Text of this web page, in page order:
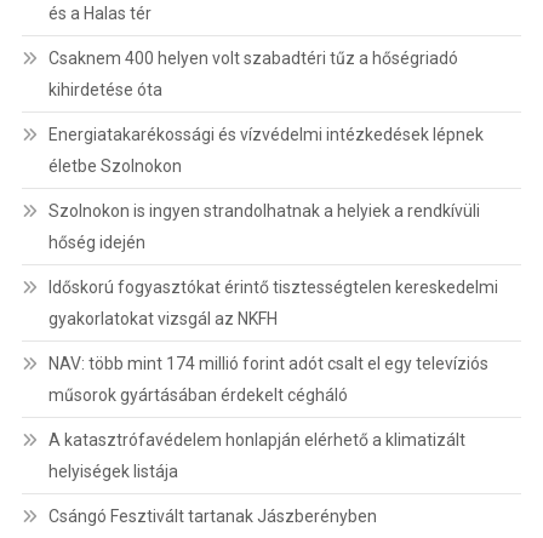
és a Halas tér
Csaknem 400 helyen volt szabadtéri tűz a hőségriadó
kihirdetése óta
Energiatakarékossági és vízvédelmi intézkedések lépnek
életbe Szolnokon
Szolnokon is ingyen strandolhatnak a helyiek a rendkívüli
hőség idején
Időskorú fogyasztókat érintő tisztességtelen kereskedelmi
gyakorlatokat vizsgál az NKFH
NAV: több mint 174 millió forint adót csalt el egy televíziós
műsorok gyártásában érdekelt cégháló
A katasztrófavédelem honlapján elérhető a klimatizált
helyiségek listája
Csángó Fesztivált tartanak Jászberényben